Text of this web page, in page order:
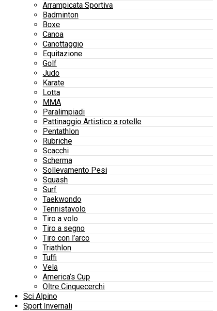
Arrampicata Sportiva
Badminton
Boxe
Canoa
Canottaggio
Equitazione
Golf
Judo
Karate
Lotta
MMA
Paralimpiadi
Pattinaggio Artistico a rotelle
Pentathlon
Rubriche
Scacchi
Scherma
Sollevamento Pesi
Squash
Surf
Taekwondo
Tennistavolo
Tiro a volo
Tiro a segno
Tiro con l’arco
Triathlon
Tuffi
Vela
America’s Cup
Oltre Cinquecerchi
Sci Alpino
Sport Invernali